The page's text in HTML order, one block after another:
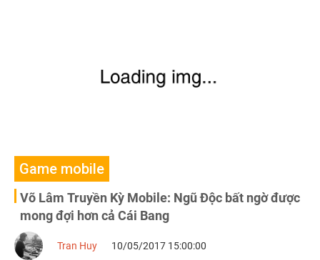
Game mobile
Võ Lâm Truyền Kỳ Mobile: Ngũ Độc bất ngờ được
mong đợi hơn cả Cái Bang
Tran Huy 10/05/2017 15:00:00